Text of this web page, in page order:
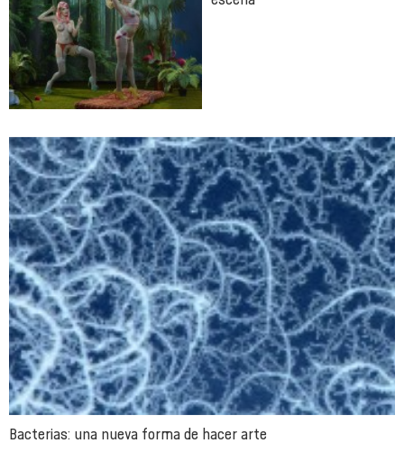
Bacterias: una nueva forma de hacer arte